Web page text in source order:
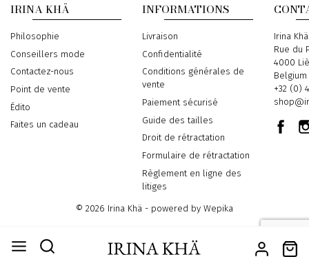
IRINA KHÄ
Philosophie
Conseillers mode
Contactez-nous
Point de vente
Édito
Faites un cadeau
INFORMATIONS
Livraison
Confidentialité
Conditions générales de
vente
Paiement sécurisé
Guide des tailles
Droit de rétractation
Formulaire de rétractation
Règlement en ligne des
litiges
Address
Irina Khä
Rue du
4000
Belgium
Phone
+32 (0)
Email
© 2026 Irina Khä - powered by Wepika